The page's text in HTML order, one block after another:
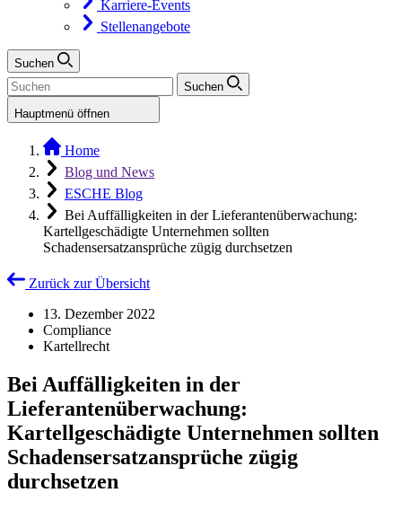
Karriere-Events
Stellenangebote
Suchen
Suchen
Hauptmenü öffnen
Home
Blog und News
ESCHE Blog
Bei Auffälligkeiten in der Lieferantenüberwachung:
Kartellgeschädigte Unternehmen sollten
Schadensersatzansprüche zügig durchsetzen
Zurück zur Übersicht
13. Dezember 2022
Compliance
Kartellrecht
Bei Auffälligkeiten in der
Lieferantenüberwachung:
Kartellgeschädigte Unternehmen sollten
Schadensersatzansprüche zügig
durchsetzen